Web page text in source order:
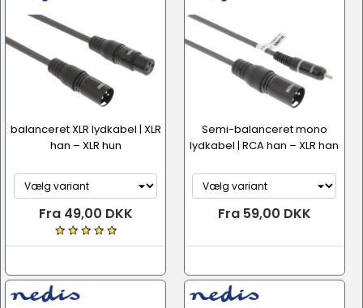
balanceret XLR lydkabel | XLR
han – XLR hun
Fra 49,00 DKK
Semi-balanceret mono
lydkabel | RCA han – XLR han
Fra 59,00 DKK